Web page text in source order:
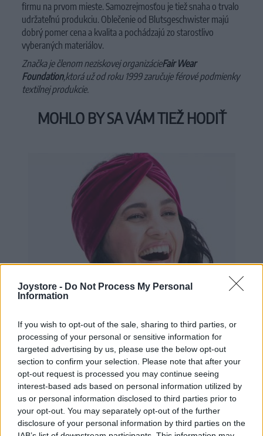
Joystore - Do Not Process My Personal
Information
If you wish to opt-out of the sale, sharing to third parties, or
processing of your personal or sensitive information for
targeted advertising by us, please use the below opt-out
section to confirm your selection. Please note that after your
opt-out request is processed you may continue seeing
interest-based ads based on personal information utilized by
us or personal information disclosed to third parties prior to
your opt-out. You may separately opt-out of the further
disclosure of your personal information by third parties on the
firmu na prvom mieste. Samozrejmosťou je tiež snaha o trvalo
udržateľnú produkciu. Oblečenie od Blutsgeschwister majú
dobrý pomer cena a kvalita a pochádzajú zo starostlivo
vyberaných materiálov.
Značka je členom neziskovej organizácieFair Wear
Foundation,ktorá už od roku 1999 zaručuje férové podmienky
textilnej produkcie.
MOHLO BY SA VÁM TIEŽ HODIŤ
VÝPREDAJ